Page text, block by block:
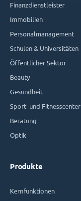
Finanzdienstleister
Immobilien
Personalmanagement
Schulen & Universitäten
Öffentlicher Sektor
Beauty
Gesundheit
Sport- und Fitnesscenter
Beratung
Optik
Produkte
Kernfunktionen